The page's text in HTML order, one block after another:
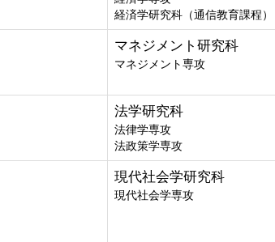
経済学研究科（通信教育課程）
マネジメント研究科
マネジメント専攻
法学研究科
法律学専攻
法政策学専攻
現代社会学研究科
現代社会学専攻